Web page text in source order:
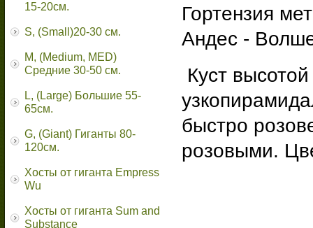
15-20см.
S, (Small)20-30 см.
M, (Medium, MED)
Средние 30-50 см.
L, (Large) Большие 55-
65cм.
G, (Giant) Гиганты 80-
120см.
Хосты от гиганта Empress
Wu
Хосты от гиганта Sum and
Substance
Гортензия
Андес -
Куст
быстро
розовыми.